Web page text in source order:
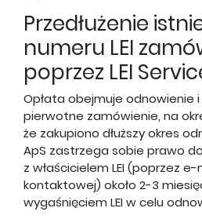
Przedłużenie
numeru LEI
poprzez LEI
Opłata obejmuje odnowienie
pierwotne zamówienie, na
że zakupiono dłuższy okres
ApS zastrzega sobie prawo
z właścicielem LEI (poprzez
kontaktowej) około 2-3
wygaśnięciem LEI w celu